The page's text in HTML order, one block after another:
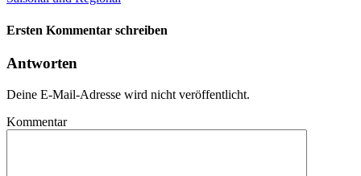
Ersten Kommentar schreiben
Antworten
Deine E-Mail-Adresse wird nicht veröffentlicht.
Kommentar